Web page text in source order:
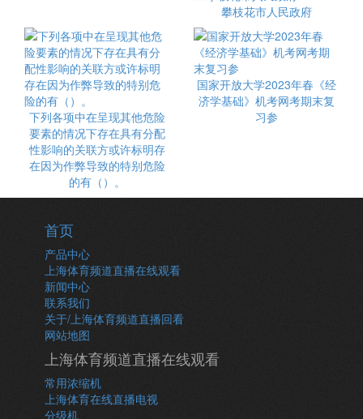
攀枝花市人民政府
下列各项中在呈现其他危险
要素的情况下存在具有分配
性影响的关联方或许标明存
在因为作弊导致的特别危险
的有（）。
国家开放大学2023年春《经
济学基础》机考网考期末复
习参
首页
产品中心
上海体育频道直播在线观看
新闻中心
联系我们
关于/上海体育频道直播回看
网站地图
上海体育频道直播在线观看
常用浓缩机
上海体育在线直播电视
分级机